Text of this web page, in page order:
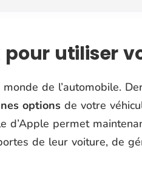
pour utiliser
de l’automobile.
optionsde votre
d’Apple permet
de leur voiture, de